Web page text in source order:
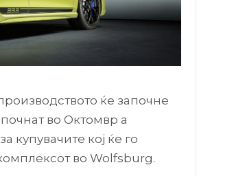
ќе започне
во Октомвр а
купувачите кој ќе го
во Wolfsburg.